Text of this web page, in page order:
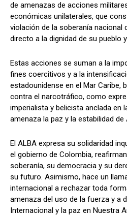
de amenazas de acciones
económicas unilaterales, que
violación de la soberanía nacional
directo a la dignidad de su pueblo
Estas acciones se suman a la
fines coercitivos y a la
estadounidense en el Mar Caribe,
contra el narcotráfico, como
imperialista y belicista anclada en
amenaza la paz y la estabilidad de
El ALBA expresa su solidaridad
el gobierno de Colombia,
soberanía, su democracia y su
su futuro. Asimismo, hace un
internacional a rechazar toda
amenaza del uso de la fuerza y a
Internacional y la paz en Nuestra